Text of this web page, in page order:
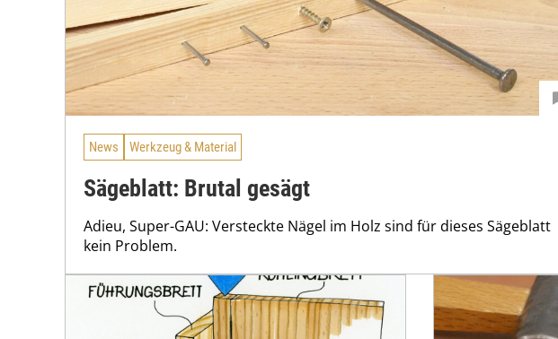
News Werkzeug & Material
Sägeblatt: Brutal gesägt
Adieu, Super-GAU: Versteckte Nägel im Holz sind für dieses Sägeblatt
kein Problem.